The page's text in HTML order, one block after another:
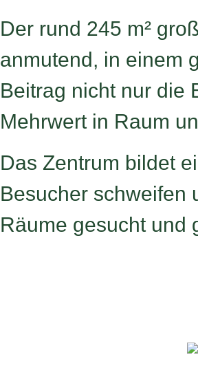
Der rund 245 m²
anmutend, in einem
Beitrag nicht nur die
Mehrwert in Raum
Das Zentrum bildet
Besucher schweifen
Räume gesucht und